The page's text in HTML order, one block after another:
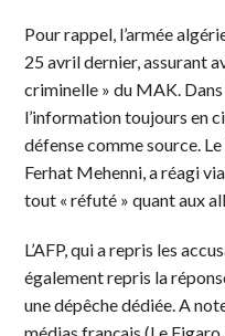
Pour rappel, l’armée
25 avril dernier, assurant
criminelle » du MAK. Dans
l’information toujours en
défense comme source.
Ferhat Mehenni, a réagi
tout « réfuté » quant aux
L’AFP, qui a repris les
également repris la
une dépêche dédiée. A